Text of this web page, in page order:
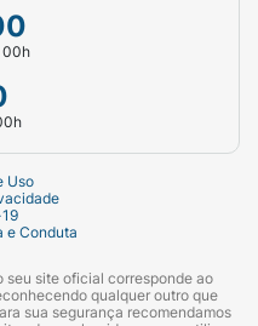
00h
Uso
e Conduta
seu site oficial corresponde ao
qualquer outro que
sua segurança recomendamos